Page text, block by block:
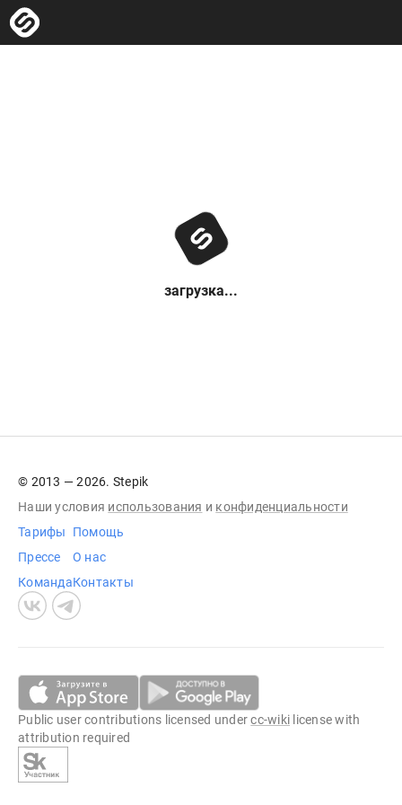
загрузка...
© 2013 — 2026. Stepik
Наши условия использования и конфиденциальности
Тарифы
Прессе
Команда
Помощь
О нас
Контакты
Public user contributions licensed undercc-wiki license with
attribution required